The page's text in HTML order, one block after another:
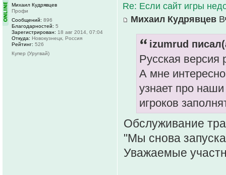
Re: Если сайт игры
Михаил Кудрявцев
izumrud
Русская версия
А мне
узнает про
игроков
Обслуживание
"Мы снова
Уважаемые
Михаил Кудрявцев
Профи
Сообщений: 896
Благодарностей: 5
Зарегистрирован: 18 авг 2014, 07:04
Откуда: Новокузнецк, Россия
Рейтинг: 526
Купер (Уругвай)